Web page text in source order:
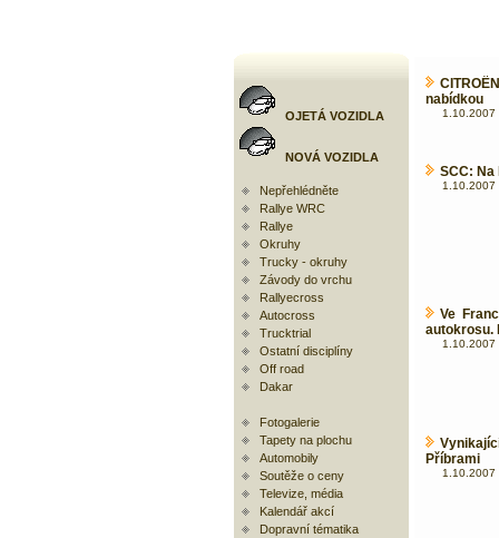
OJETÁ VOZIDLA
NOVÁ VOZIDLA
Nepřehlédněte
Rallye WRC
Rallye
Okruhy
Trucky - okruhy
Závody do vrchu
Rallyecross
Autocross
Trucktrial
Ostatní disciplíny
Off road
Dakar
Fotogalerie
Tapety na plochu
Automobily
Soutěže o ceny
Televize, média
Kalendář akcí
Dopravní tématika
nabídkou
1.10.2007
SCC:
1.10.2007
Ve
autokrosu.
1.10.2007
Příbrami
1.10.2007